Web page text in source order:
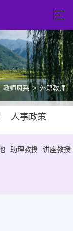
教师风采 > 外籍教师
人事政策
助理教授 讲座教授